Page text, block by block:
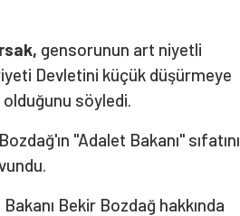
gensorunun art niyetli
Devletini küçük düşürmeye
söyledi.
"Adalet Bakanı" sıfatını
Bekir Bozdağ hakkında